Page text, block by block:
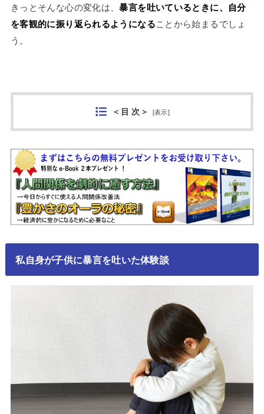
きっとそんな心の変化は、暴言を吐いているときに、自分
を客観的に振り返られるようになることから始まるでしょ
う。
＜目 次＞ [表示]
私自身が子供に暴言を吐いた体験談